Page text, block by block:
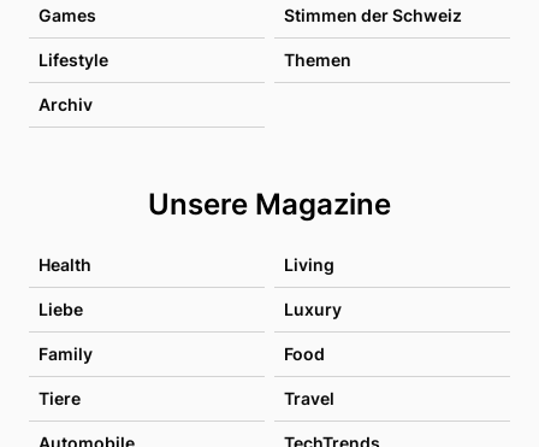
Games Stimmen der Schweiz
Lifestyle Themen
Archiv
Unsere Magazine
Health Living
Liebe Luxury
Family Food
Tiere Travel
Automobile TechTrends